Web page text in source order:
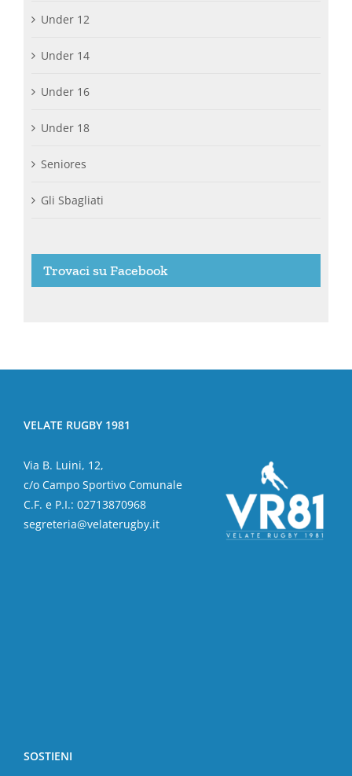
Under 12
Under 14
Under 16
Under 18
Seniores
Gli Sbagliati
Trovaci su Facebook
VELATE RUGBY 1981
Via B. Luini, 12,
c/o Campo Sportivo Comunale
C.F. e P.I.: 02713870968
segreteria@velaterugby.it
SOSTIENI